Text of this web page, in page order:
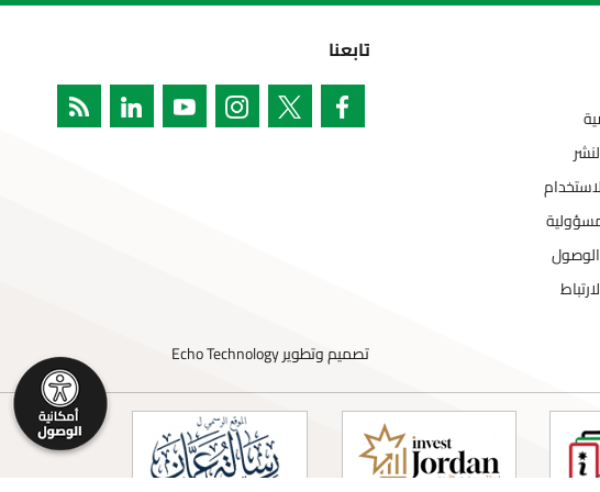
تابعنا
تصميم وتطويرEcho Technology